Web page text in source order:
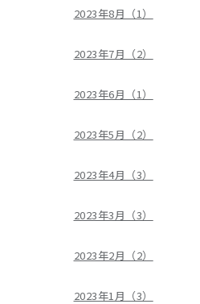
2023年8月（1）
2023年7月（2）
2023年6月（1）
2023年5月（2）
2023年4月（3）
2023年3月（3）
2023年2月（2）
2023年1月（3）